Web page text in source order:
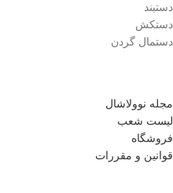
دستبند
دستکش
دستمال گردن
مجله نوولاشال
لیست شعب
فروشگاه
قوانین و مقررات